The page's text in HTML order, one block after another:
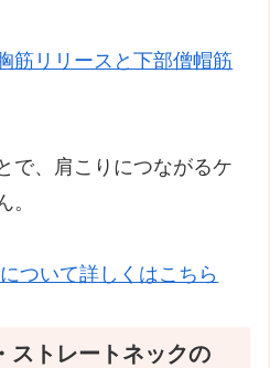
筋リリースと下部僧帽筋
で、肩こりにつながるケ
。
ついて詳しくはこちら
ストレートネックの